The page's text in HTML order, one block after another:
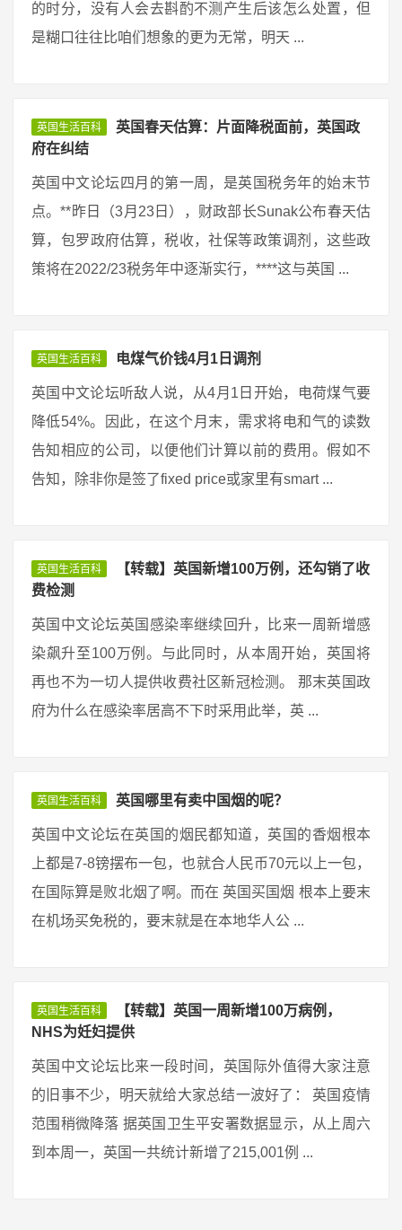
的时分，没有人会去斟酌不测产生后该怎么处置，但
是糊口往往比咱们想象的更为无常，明天 ...
英国生活百科
英国春天估算：片面降税面前，英国政
府在纠结
英国中文论坛四月的第一周，是英国税务年的始末节
点。**昨日（3月23日），财政部长Sunak公布春天估
算，包罗政府估算，税收，社保等政策调剂，这些政
策将在2022/23税务年中逐渐实行，****这与英国 ...
英国生活百科 电煤气价钱4月1日调剂
英国中文论坛听敌人说，从4月1日开始，电荷煤气要
降低54%。因此，在这个月末，需求将电和气的读数
告知相应的公司，以便他们计算以前的费用。假如不
告知，除非你是签了fixed price或家里有smart ...
英国生活百科
【转载】英国新增100万例，还勾销了收
费检测
英国中文论坛英国感染率继续回升，比来一周新增感
染飙升至100万例。与此同时，从本周开始，英国将
再也不为一切人提供收费社区新冠检测。 那末英国政
府为什么在感染率居高不下时采用此举，英 ...
英国生活百科 英国哪里有卖中国烟的呢？
英国中文论坛在英国的烟民都知道，英国的香烟根本
上都是7-8镑摆布一包，也就合人民币70元以上一包，
在国际算是败北烟了啊。而在 英国买国烟 根本上要末
在机场买免税的，要末就是在本地华人公 ...
英国生活百科
【转载】英国一周新增100万病例，
NHS为妊妇提供
英国中文论坛比来一段时间，英国际外值得大家注意
的旧事不少，明天就给大家总结一波好了： 英国疫情
范围稍微降落 据英国卫生平安署数据显示，从上周六
到本周一，英国一共统计新增了215,001例 ...